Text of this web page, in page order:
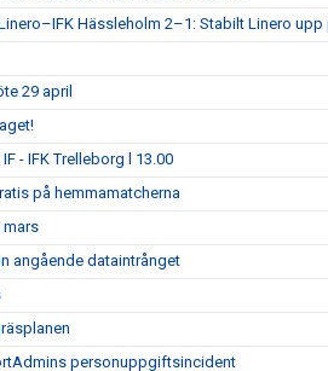
Hässleholm 2–1: Stabilt Linero upp
29 april
- IFK Trelleborg l 13.00
på hemmamatcherna
mars
angående dataintrånget
personuppgiftsincident